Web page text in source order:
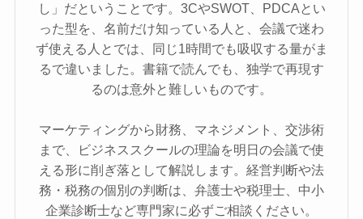
し」だということです。3CやSWOT、PDCAとい
った型を、名前だけ知っている人と、会議で迷わ
ず使える人とでは、同じ1時間でも吸収する量がま
るで違いました。書籍で読んでも、独学で再現す
るのは意外と難しいものです。
マーケティングから財務、マネジメント、交渉術
まで、ビジネススクールの理論を明日の会議で使
える形に削ぎ落として解説します。経営判断や法
務・税務の個別の判断は、弁護士や税理士、中小
企業診断士など専門家に必ずご相談ください。